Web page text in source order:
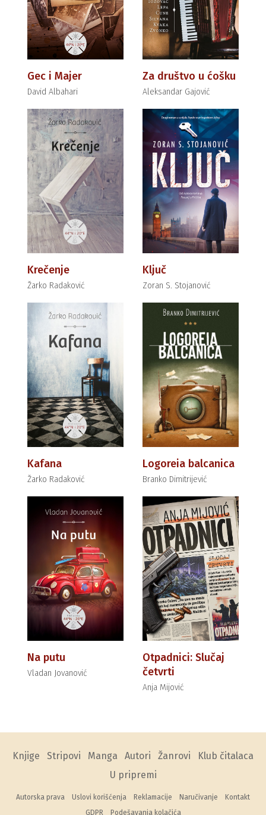
Gec i Majer
David Albahari
Za društvo u ćošku
Aleksandar Gajović
Krečenje
Žarko Radaković
Ključ
Zoran S. Stojanović
Kafana
Žarko Radaković
Logoreia balcanica
Branko Dimitrijević
Na putu
Vladan Jovanović
Otpadnici: Slučaj
četvrti
Anja Mijović
Knjige Stripovi Manga Autori Žanrovi
Klub čitalaca
U pripremi
Autorska prava Uslovi korišćenja Reklamacije Naručivanje
Kontakt
GDPR
Podešavanja kolačića